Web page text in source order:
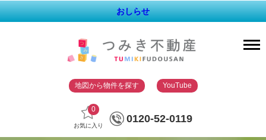
おしらせ
地図から物件を探す YouTube
0
お気に入り
0120-52-0119